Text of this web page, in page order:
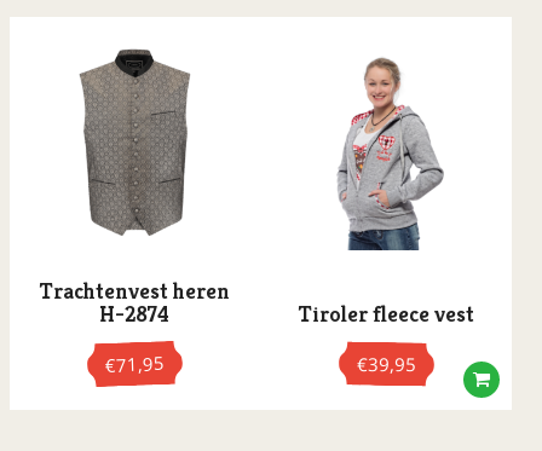
Tiroler kousen
Tiroler schorten
Tiroler T-shirts
Tiroler vesten
Trachtenschoenen
populariteit
Trachtenvest heren
H-2874
€71,95
Tiroler fleece vest
€39,95